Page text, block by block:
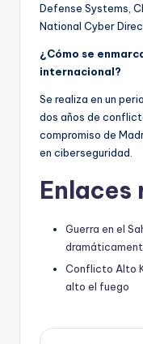
Defense Systems,
National Cyber
¿Cómo se
internacional?
Se realiza en un
dos años de
compromiso de
en ciberseguridad.
Enlaces
Guerra en el
Conflicto Alto
alto el fuego